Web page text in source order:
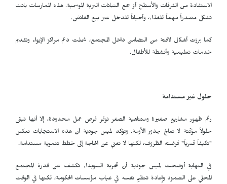
الاستفادة من الشرفات والأسطح أو جمع النباتات البرية الموسمية. هذه الممارسات باتت
تشكل مصدراً مهماً للغذاء، وأحياناً للدخل عبر بيع الفائض.
كما برزت أشكال لافتة من التضامن داخل المجتمع، شملت دعم مراكز الإيواء وتقديم
خدمات تعليمية وأنشطة للأطفال.
حلول غير مستدامة
رغم ظهور مشاريع صغيرة ومتناهية الصغر توفر فرص عمل محدودة، إلا أنها تبقى
حلولاً مؤقتة لا تعالج جذور الأزمة. وتؤكد لميس جودية أن هذه الاستجابات تعكس
"تكيفاً قسرياً" فرضته الظروف، لكنها لا تغني عن الحاجة إلى خطط تنموية مستدامة.
في النهاية أوضحت لميس جودية أن تجربة السويداء تكشف عن قدرة المجتمع
المحلي على الصمود وإعادة تنظيم نفسه في غياب مؤسسات الحكومة، لكنها في الوقت